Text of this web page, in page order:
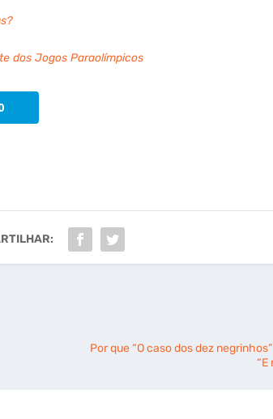
dos Jogos Paraolímpicos
Por que “O caso dos dez
“E